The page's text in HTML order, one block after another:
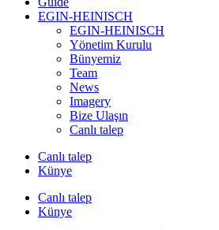
EGIN-HEINISCH
EGIN-HEINISCH
Yönetim Kurulu
Bünyemiz
Team
News
Imagery
Bize Ulaşın
Canlı talep
Canlı talep
Künye
Canlı talep
Künye